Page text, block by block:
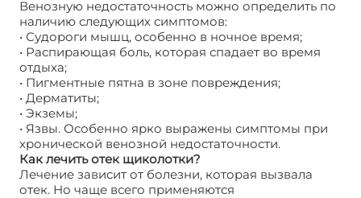
Венозную недостаточность можно определить по
наличию следующих симптомов:
• Судороги мышц, особенно в ночное время;
• Распирающая боль, которая спадает во время
отдыха;
• Пигментные пятна в зоне повреждения;
• Дерматиты;
• Экземы;
• Язвы. Особенно ярко выражены симптомы при
хронической венозной недостаточности.
Как лечить отек щиколотки?
Лечение зависит от болезни, которая вызвала
отек. Но чаще всего применяются